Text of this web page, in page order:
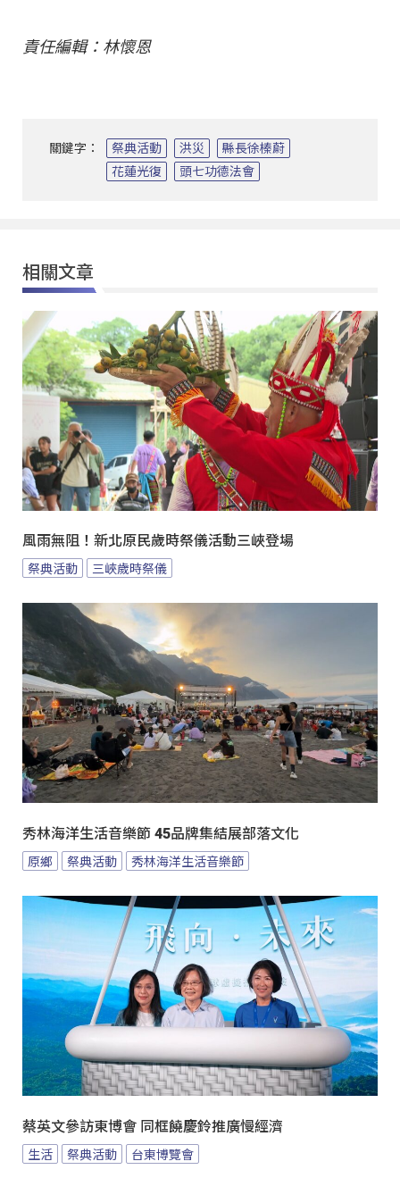
責任編輯：林懷恩
關鍵字： 祭典活動 洪災
縣長徐榛蔚
花蓮光復
頭七功德法會
相關文章
風雨無阻！新北原民歲時祭儀活動三峽登場
祭典活動 三峽歲時祭儀
秀林海洋生活音樂節 45品牌集結展部落文化
原鄉 祭典活動 秀林海洋生活音樂節
蔡英文參訪東博會 同框饒慶鈴推廣慢經濟
生活 祭典活動 台東博覽會